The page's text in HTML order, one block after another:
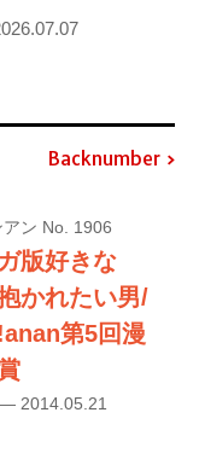
Backnumber
ン No. 1906
版好きな
かれたい男/
第5回漫
2014.05.21